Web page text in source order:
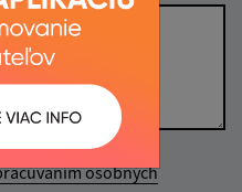
osobných